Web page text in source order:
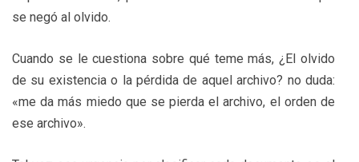
se negó al olvido.
Cuando se le cuestiona sobre qué teme más, ¿El olvido
de su existencia o la pérdida de aquel archivo? no duda:
«me da más miedo que se pierda el archivo, el orden de
ese archivo».